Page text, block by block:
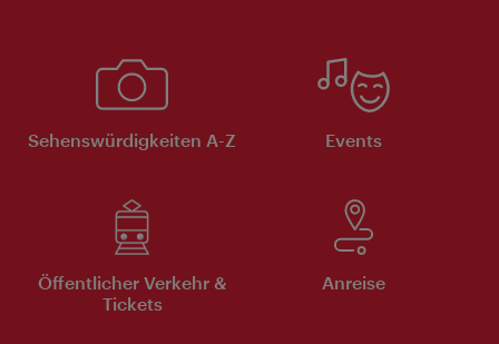
Sehenswürdigkeiten A-Z Events
Öffentlicher Verkehr &
Tickets
Anreise